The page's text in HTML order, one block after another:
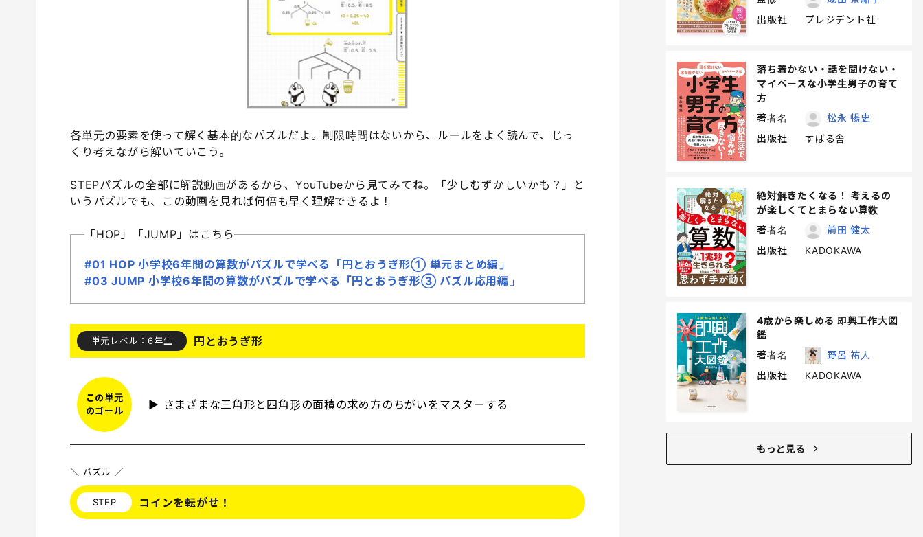
各単元の要素を使って解く基本的なパズルだよ。制限時間はないから、ルールをよく読んで、じっ
くり考えながら解いていこう。
STEPパズルの全部に解説動画があるから、YouTubeから見てみてね。「少しむずかしいかも？」と
いうパズルでも、この動画を見れば何倍も早く理解できるよ！
「HOP」「JUMP」はこちら
#01 HOP 小学校6年間の算数がパズルで学べる「円とおうぎ形① 単元まとめ編」
#03 JUMP 小学校6年間の算数がパズルで学べる「円とおうぎ形③ パズル応用編」
単元レベル：6年生 円とおうぎ形
この単元
のゴール
▶︎ さまざまな三角形と四角形の面積の求め方のちがいをマスターする
＼ パズル ／
STEP コインを転がせ！
出版社
プレジデント社
落ち着かない・話を聞けない・
マイペースな小学生男子の育て
方
著者名
松永 暢史
出版社
すばる舎
絶対解きたくなる！ 考えるの
が楽しくてとまらない算数
著者名
前田 健太
出版社
KADOKAWA
4歳から楽しめる 即興工作大図
鑑
著者名
野呂 祐人
出版社
KADOKAWA
もっと見る